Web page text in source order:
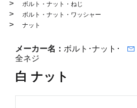
> ボルト・ナット・ねじ
> ボルト・ナット・ワッシャー
> ナット
メーカー名： ボルト･ナット･
全ネジ
白 ナット